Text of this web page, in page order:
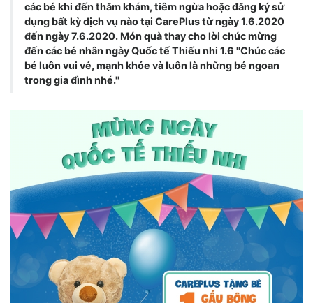
các bé khi đến thăm khám, tiêm ngừa hoặc đăng ký sử
dụng bất kỳ dịch vụ nào tại CarePlus từ ngày 1.6.2020
đến ngày 7.6.2020. Món quà thay cho lời chúc mừng
đến các bé nhân ngày Quốc tế Thiếu nhi 1.6 ''Chúc các
bé luôn vui vẻ, mạnh khỏe và luôn là những bé ngoan
trong gia đình nhé.''